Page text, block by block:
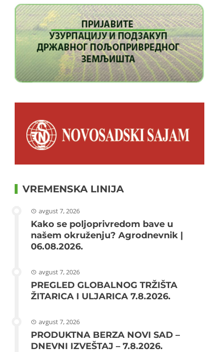
VREMENSKA LINIJA
avgust 7, 2026
Kako se poljoprivredom bave u
našem okruženju? Agrodnevnik |
06.08.2026.
avgust 7, 2026
PREGLED GLOBALNOG TRŽIŠTA
ŽITARICA I ULJARICA 7.8.2026.
avgust 7, 2026
PRODUKTNA BERZA NOVI SAD –
DNEVNI IZVEŠTAJ – 7.8.2026.